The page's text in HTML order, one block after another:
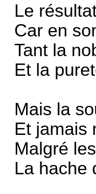
Le
Car en
Tant la
Et la
Mais la
Et jamais
Malgré
La hache